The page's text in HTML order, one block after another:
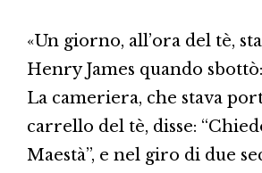
«Un giorno, all’ora del tè,
Henry James quando
La cameriera, che stava
carrello del tè, disse:
Maestà”, e nel giro di due